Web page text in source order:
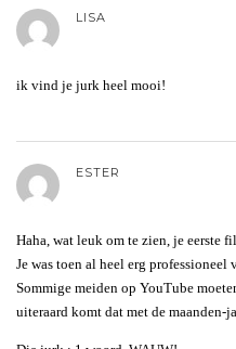
LISA
ik vind je jurk heel mooi!
ESTER
Haha, wat leuk om te zien, je eerste
Je was toen al heel erg professioneel
Sommige meiden op YouTube
uiteraard komt dat met de maanden-